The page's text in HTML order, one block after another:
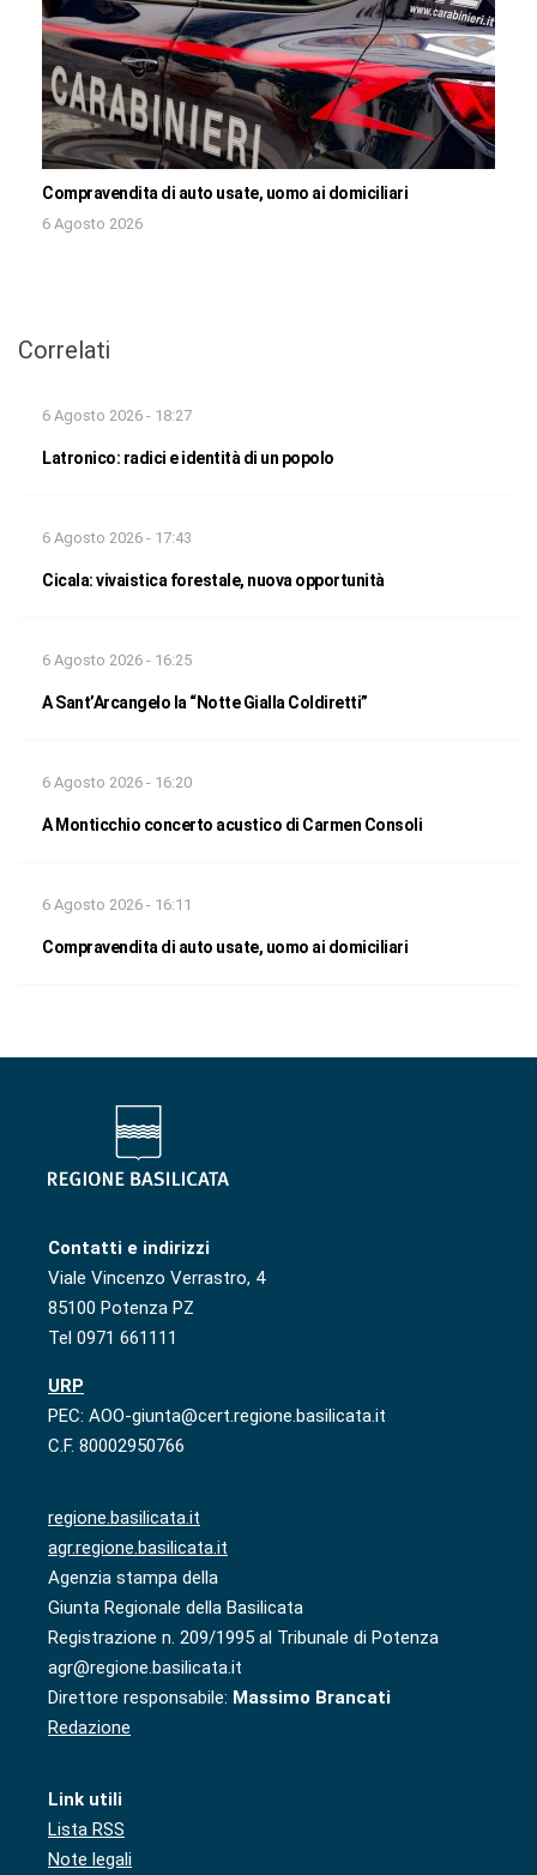
Compravendita di auto usate, uomo ai domiciliari
6 Agosto 2026
Correlati
6 Agosto 2026 - 18:27
Latronico: radici e identità di un popolo
6 Agosto 2026 - 17:43
Cicala: vivaistica forestale, nuova opportunità
6 Agosto 2026 - 16:25
A Sant’Arcangelo la “Notte Gialla Coldiretti”
6 Agosto 2026 - 16:20
A Monticchio concerto acustico di Carmen Consoli
6 Agosto 2026 - 16:11
Compravendita di auto usate, uomo ai domiciliari
Contatti e indirizzi
Viale Vincenzo Verrastro, 4
85100 Potenza PZ
Tel 0971 661111
URP
PEC: AOO-giunta@cert.regione.basilicata.it
C.F. 80002950766
regione.basilicata.it
agr.regione.basilicata.it
Agenzia stampa della
Giunta Regionale della Basilicata
Registrazione n. 209/1995 al Tribunale di Potenza
agr@regione.basilicata.it
Direttore responsabile: Massimo Brancati
Redazione
Link utili
Lista RSS
Note legali